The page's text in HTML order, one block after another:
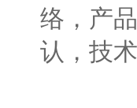
络，产
认，技